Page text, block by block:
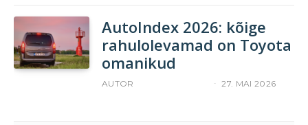
AutoIndex 2026: kõige
rahulolevamad on Toyota
omanikud
AUTOR 27. MAI 2026